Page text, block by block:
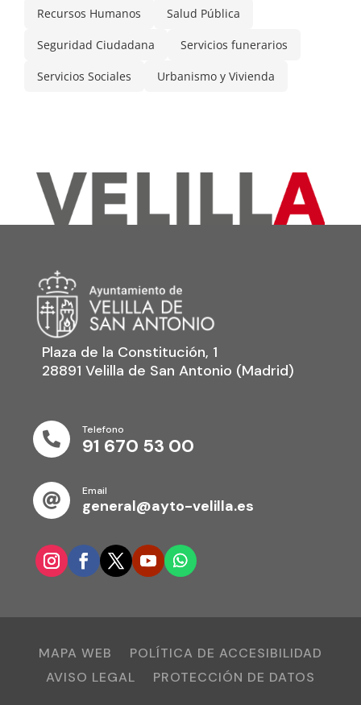
Recursos Humanos Salud Pública
Seguridad Ciudadana Servicios funerarios
Servicios Sociales Urbanismo y Vivienda
Plaza de la Constitución, 1
28891 Velilla de San Antonio (Madrid)

Telefono
91 670 53 00

Email
general@ayto-velilla.es
MAPA WEB
POLÍTICA DE ACCESIBILIDAD
AVISO LEGAL
PROTECCIÓN DE DATOS